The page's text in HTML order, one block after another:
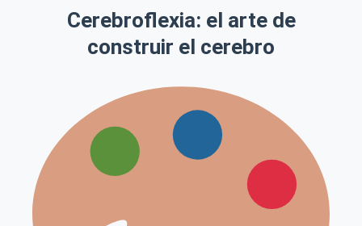
Cerebroflexia: el arte de
construir el cerebro